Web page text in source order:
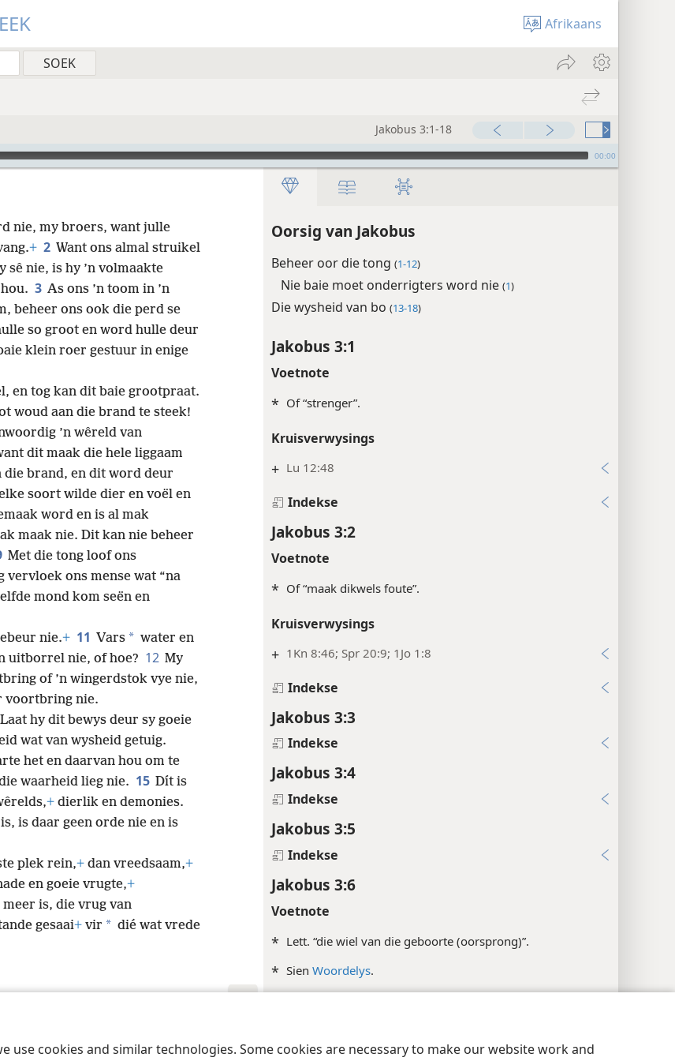
use cookies and similar technologies. Some cookies are necessary to make our website work and
Afrikaans
Jakobus 3:1-18
00:00
Oorsig van Jakobus
Beheer oor die tong (1-12)
Nie baie moet onderrigters word nie (1)
Die wysheid van bo (13-18)
Jakobus 3:1
Voetnote
* Of “strenger”.
Kruisverwysings
+ Lu 12:48
Indekse
Jakobus 3:2
Voetnote
* Of “maak dikwels foute”.
Kruisverwysings
+ 1Kn 8:46; Spr 20:9; 1Jo 1:8
Indekse
Jakobus 3:3
Indekse
Jakobus 3:4
Indekse
Jakobus 3:5
Indekse
Jakobus 3:6
Voetnote
* Lett. “die wiel van die geboorte (oorsprong)”.
* SienWoordelys.
nie, my broers, want julle
+ 2 Want ons almal struikel
nie, is hy ’n volmaakte
3 As ons ’n toom in ’n
beheer ons ook die perd se
so groot en word hulle deur
klein roer gestuur in enige
en tog kan dit baie grootpraat.
woud aan die brand te steek!
’n wêreld van
dit maak die hele liggaam
die brand, en dit word deur
soort wilde dier en voël en
word en is al mak
maak nie. Dit kan nie beheer
Met die tong loof ons
vervloek ons mense wat “na
mond kom seën en
nie.+ 11 Vars * water en
uitborrel nie, of hoe? 12 My
of ’n wingerdstok vye nie,
voortbring nie.
hy dit bewys deur sy goeie
wat van wysheid getuig.
het en daarvan hou om te
waarheid lieg nie. 15 Dít is
+ dierlik en demonies.
is, is daar geen orde nie en is
plek rein,+ dan vreedsaam,+
en goeie vrugte,+
meer is, die vrug van
gesaai+ vir * dié wat vrede
of Pennsylvania